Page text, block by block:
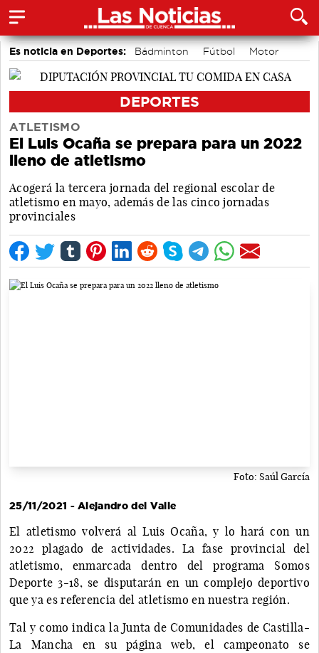
Es noticia en Deportes: Bádminton Fútbol
Motor
Bolos conquenses
DEPORTES
ATLETISMO
El Luis Ocaña se prepara para un 2022
lleno de atletismo
Acogerá la tercera jornada del regional escolar de
atletismo en mayo, además de las cinco jornadas
provinciales
Foto: Saúl García
25/11/2021 - Alejandro del Valle
El atletismo volverá al Luis Ocaña, y lo hará con un
2022 plagado de actividades. La fase provincial del
atletismo, enmarcada dentro del programa Somos
Deporte 3-18, se disputarán en un complejo deportivo
que ya es referencia del atletismo en nuestra región.
Tal y como indica la Junta de Comunidades de Castilla-
La Mancha en su página web, el campeonato se